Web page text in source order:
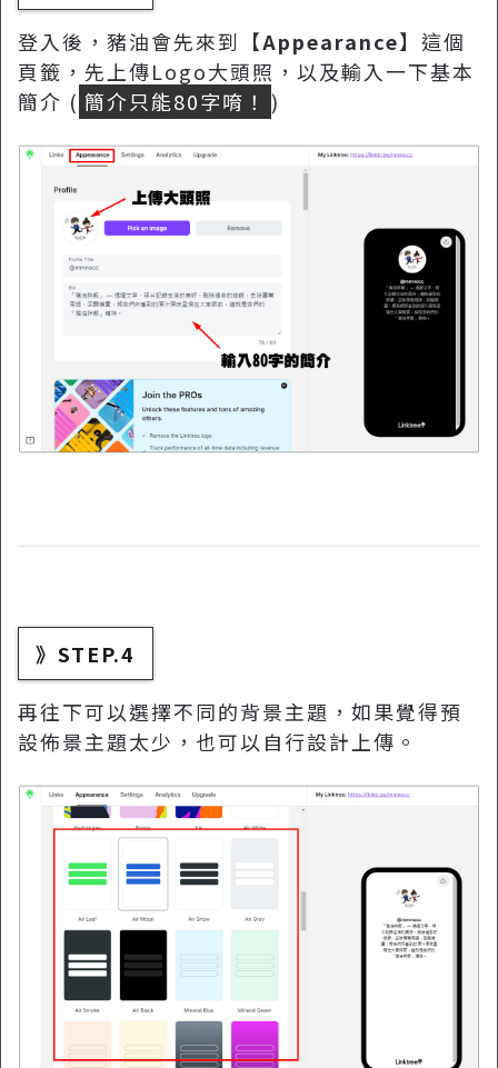
登入後，豬油會先來到【Appearance】這個
頁籤，先上傳Logo大頭照，以及輸入一下基本
簡介 ( 簡介只能80字唷！ )
》STEP.4
再往下可以選擇不同的背景主題，如果覺得預
設佈景主題太少，也可以自行設計上傳。